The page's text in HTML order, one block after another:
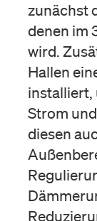
zunächst
denen im
wird.
Hallen
installiert,
Strom
diesen